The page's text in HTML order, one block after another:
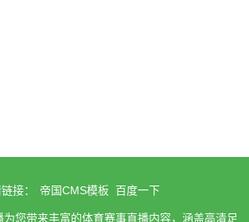
接： 帝国CMS模板 百度一下
为您带来丰富的体育赛事直播内容，涵盖高清足